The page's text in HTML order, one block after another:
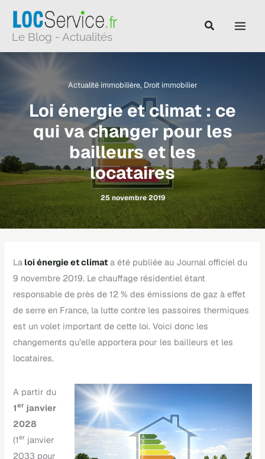
contenu
Le Blog - Actualités
Actualité immobilière, Droit immobilier
Loi énergie et climat : ce
qui va changer pour les
bailleurs et les
locataires
25 novembre 2019
La loi énergie et climat a été publiée au Journal officiel du
9 novembre 2019. Le chauffage résidentiel étant
responsable de près de 12 % des émissions de gaz à effet
de serre en France, la lutte contre les passoires thermiques
est un volet important de cette loi. Voici donc les
changements qu’elle apportera pour les bailleurs et les
locataires.
A partir du
1er janvier
2028
(1er janvier
2033 pour